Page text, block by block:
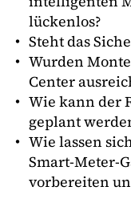
lückenlos?
Steht das
Wurden
Center
Wie kann der
geplant
Wie lassen
Smart-Meter-
vorbereiten